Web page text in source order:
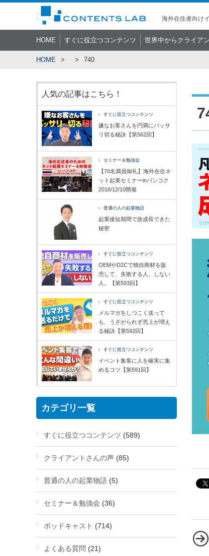
海外在住者向け
HOME すぐに役立つコンテンツ 世界中からクライア
HOME 740
人気の記事はこちら！
すぐに役立つコンテンツ
嫌なお客さんを円満にバッサ
リ切る秘訣【第562回】
セミナー＆勉強会
【70名満員御礼】海外在住ネ
ット起業セミナーinバンコク
2016/12/10開催
普通の人の起業物語
起業後短期間で急成長できた
秘密
すぐに役立つコンテンツ
OEMやD2Cで独自商材を販
売して、失敗する人。しない
人。【第593回】
すぐに役立つコンテンツ
メルマガをしつこく送って
も、うざがられず売上が増え
る秘訣【第592回】
すぐに役立つコンテンツ
イベント集客に人を確実に集
めるコツ【第591回】
カテゴリ一覧
すぐに役立つコンテンツ (589)
クライアントさんの声 (85)
普通の人の起業物語 (5)
セミナー＆勉強会 (36)
ポッドキャスト (714)
よくある質問 (21)